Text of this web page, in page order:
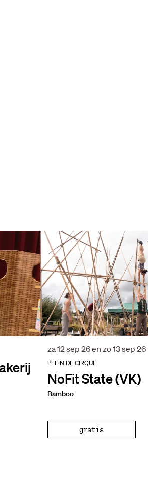
NoFit State (VK)
Bamboo
PLEIN DE CIRQUE
za 12 sep 26en zo 13 sep 26
gratis